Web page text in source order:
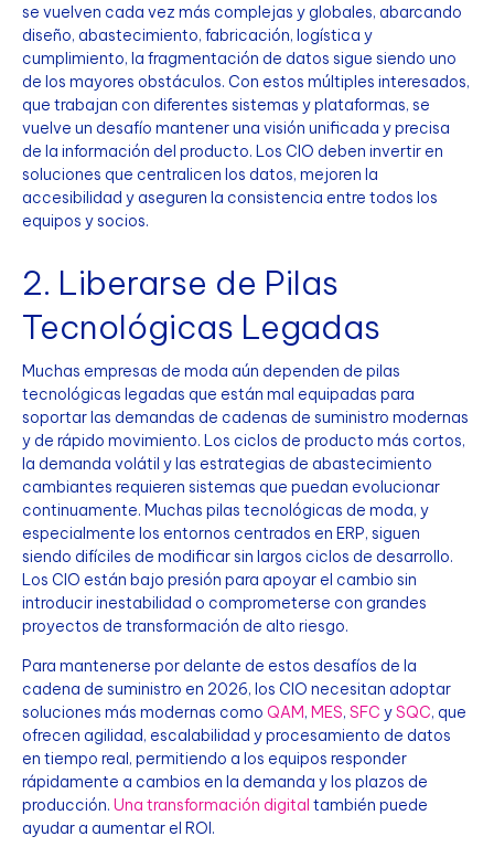
se vuelven cada vez más complejas y globales, abarcando
diseño, abastecimiento, fabricación, logística y
cumplimiento, la fragmentación de datos sigue siendo uno
de los mayores obstáculos. Con estos múltiples interesados,
que trabajan con diferentes sistemas y plataformas, se
vuelve un desafío mantener una visión unificada y precisa
de la información del producto. Los CIO deben invertir en
soluciones que centralicen los datos, mejoren la
accesibilidad y aseguren la consistencia entre todos los
equipos y socios.
2. Liberarse de Pilas
Tecnológicas Legadas
Muchas empresas de moda aún dependen de pilas
tecnológicas legadas que están mal equipadas para
soportar las demandas de cadenas de suministro modernas
y de rápido movimiento. Los ciclos de producto más cortos,
la demanda volátil y las estrategias de abastecimiento
cambiantes requieren sistemas que puedan evolucionar
continuamente. Muchas pilas tecnológicas de moda, y
especialmente los entornos centrados en ERP, siguen
siendo difíciles de modificar sin largos ciclos de desarrollo.
Los CIO están bajo presión para apoyar el cambio sin
introducir inestabilidad o comprometerse con grandes
proyectos de transformación de alto riesgo.
Para mantenerse por delante de estos desafíos de la
cadena de suministro en 2026, los CIO necesitan adoptar
soluciones más modernas como QAM, MES, SFC ySQC, que
ofrecen agilidad, escalabilidad y procesamiento de datos
en tiempo real, permitiendo a los equipos responder
rápidamente a cambios en la demanda y los plazos de
producción. Una transformación digital también puede
ayudar a aumentar el ROI.